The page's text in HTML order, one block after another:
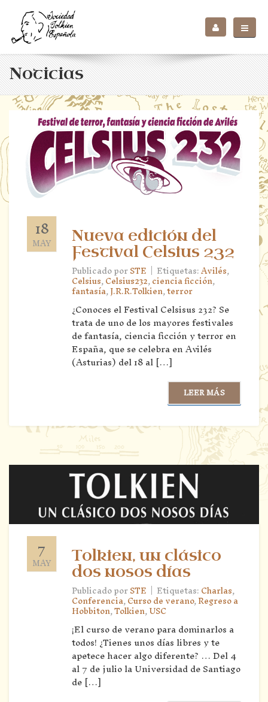
Noticias
18
MAY
Nueva edición del
Festival Celsius 232
Publicado porSTE | Etiquetas:Avilés,
Celsius,Celsius232,ciencia ficción,
fantasía,J.R.R.Tolkien,terror
‌¿Conoces el Festival Celsisus 232? Se
trata de uno de los mayores festivales
de fantasía, ciencia ficción y terror en
España, que se celebra en Avilés
(Asturias) del 18 al […]
LEER MÁS
7
MAY
Tolkien, un clásico
dos nosos días
Publicado porSTE | Etiquetas:Charlas,
Conferencia,Curso de verano,Regreso a
Hobbiton,Tolkien,USC
¡El curso de verano para dominarlos a
todos! ¿Tienes unos días libres y te
apetece hacer algo diferente? … Del 4
al 7 de julio la Universidad de Santiago
de […]